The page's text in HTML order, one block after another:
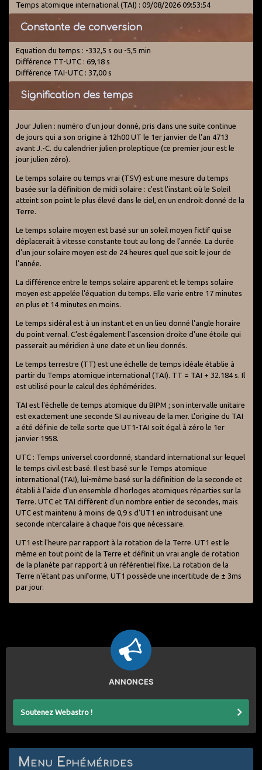
Temps atomique international (TAI) : 09/08/2026 09:53:54
Constante de conversion
Equation du temps : -332,5 s ou -5,5 min
Différence TT-UTC : 69,18 s
Différence TAI-UTC : 37,00 s
Signification des temps
Jour Julien : numéro d'un jour donné, pris dans une suite continue
de jours qui a son origine à 12h00 UT le 1er janvier de l'an 4713
avant J.-C. du calendrier julien proleptique (ce premier jour est le
jour julien zéro).
Le temps solaire ou temps vrai (TSV) est une mesure du temps
basée sur la définition de midi solaire : c'est l'instant où le Soleil
atteint son point le plus élevé dans le ciel, en un endroit donné de la
Terre.
Le temps solaire moyen est basé sur un soleil moyen fictif qui se
déplacerait à vitesse constante tout au long de l'année. La durée
d'un jour solaire moyen est de 24 heures quel que soit le jour de
l'année.
La différence entre le temps solaire apparent et le temps solaire
moyen est appelée l'équation du temps. Elle varie entre 17 minutes
en plus et 14 minutes en moins.
Le temps sidéral est à un instant et en un lieu donné l'angle horaire
du point vernal. C'est également l'ascension droite d'une étoile qui
passerait au méridien à une date et un lieu donnés.
Le temps terrestre (TT) est une échelle de temps idéale établie à
partir du Temps atomique international (TAI). TT = TAI + 32.184 s. Il
est utilisé pour le calcul des éphémérides.
TAI est l'échelle de temps atomique du BIPM ; son intervalle unitaire
est exactement une seconde SI au niveau de la mer. L'origine du TAI
a été définie de telle sorte que UT1-TAI soit égal à zéro le 1er
janvier 1958.
UTC : Temps universel coordonné, standard international sur lequel
le temps civil est basé. Il est basé sur le Temps atomique
international (TAI), lui-même basé sur la définition de la seconde et
établi à l'aide d'un ensemble d'horloges atomiques réparties sur la
Terre. UTC et TAI diffèrent d'un nombre entier de secondes, mais
UTC est maintenu à moins de 0,9 s d'UT1 en introduisant une
seconde intercalaire à chaque fois que nécessaire.
UT1 est l'heure par rapport à la rotation de la Terre. UT1 est le
même en tout point de la Terre et définit un vrai angle de rotation
de la planéte par rapport à un référentiel fixe. La rotation de la
Terre n'étant pas uniforme, UT1 possède une incertitude de ± 3ms
par jour.
ANNONCES
Soutenez Webastro !
Menu Ephémérides